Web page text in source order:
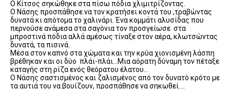
Ο Κίτσος σηκώθηκε στα πίσω πόδια χλιμιτρίζοντας.
Ο Νάσης προσπάθησε να τον κρατήσει κοντά του ,τραβώντας
δυνατά κι απότομα το χαλινάρι. Ένα κομμάτι αλυσίδας που
περνούσε ανάμεσα στα σαγόνια τον προσγείωσε στα
μπροστινά πόδια αλλά αμέσως τίναξε στον αέρα, κλωτσώντας
δυνατά, τα πισινά.
Μέσα στον καπνό στα χώματα και την κρύα χιονισμένη λάσπη
βρέθηκαν και οι δύο πλάι-πλάι…Μια αόρατη δύναμη τον πέταξε
καταγής στη ρίζα ενός θεόρατου έλατου…
Ο Νάσης σαστισμένος και ζαλισμένος από τον δυνατό κρότο με
τα αυτιά του να βουίζουν, προσπάθησε να σηκωθεί….